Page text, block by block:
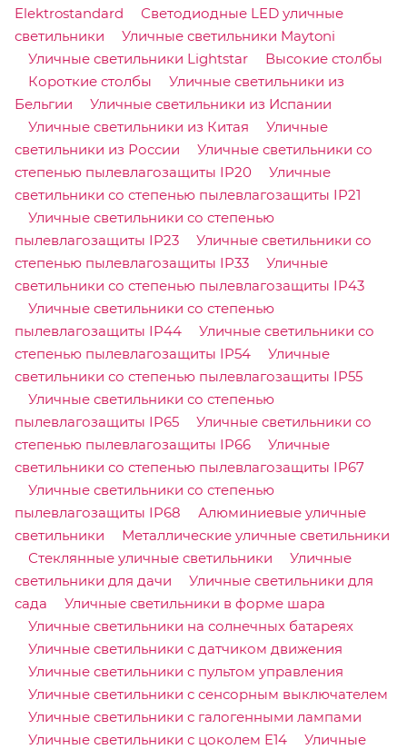
Elektrostandard
Светодиодные LED уличные
светильники
Уличные светильники Maytoni
Уличные светильники Lightstar
Высокие столбы
Короткие столбы
Уличные светильники из
Бельгии
Уличные светильники из Испании
Уличные светильники из Китая
Уличные
светильники из России
Уличные светильники со
степенью пылевлагозащиты IP20
Уличные
светильники со степенью пылевлагозащиты IP21
Уличные светильники со степенью
пылевлагозащиты IP23
Уличные светильники со
степенью пылевлагозащиты IP33
Уличные
светильники со степенью пылевлагозащиты IP43
Уличные светильники со степенью
пылевлагозащиты IP44
Уличные светильники со
степенью пылевлагозащиты IP54
Уличные
светильники со степенью пылевлагозащиты IP55
Уличные светильники со степенью
пылевлагозащиты IP65
Уличные светильники со
степенью пылевлагозащиты IP66
Уличные
светильники со степенью пылевлагозащиты IP67
Уличные светильники со степенью
пылевлагозащиты IP68
Алюминиевые уличные
светильники
Металлические уличные светильники
Стеклянные уличные светильники
Уличные
светильники для дачи
Уличные светильники для
сада
Уличные светильники в форме шара
Уличные светильники на солнечных батареях
Уличные светильники с датчиком движения
Уличные светильники с пультом управления
Уличные светильники с сенсорным выключателем
Уличные светильники с галогенными лампами
Уличные светильники с цоколем E14
Уличные